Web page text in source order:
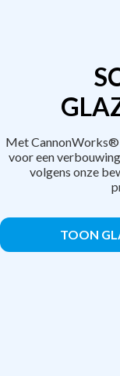
Met CannonWorks®
voor een
volgens onze
TOON